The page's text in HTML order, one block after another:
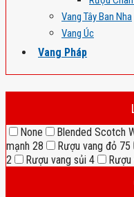
Vang Tây Ban Nha
Vang Úc
Vang Pháp
None Blended Scotch
mạnh 28 Rượu vang đỏ 75
2
Rượu vang sủi 4